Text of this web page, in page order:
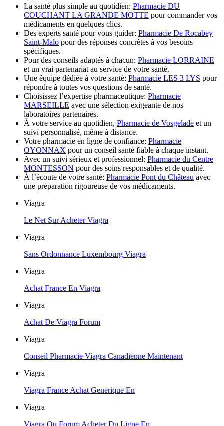
La santé plus simple au quotidien: Pharmacie DU
COUCHANT LA GRANDE MOTTE pour commander vos
médicaments en quelques clics.
Des experts santé pour vous guider: Pharmacie De Rocabey
Saint-Malo pour des réponses concrètes à vos besoins
spécifiques.
Pour des conseils adaptés à chacun: Pharmacie LORRAINE
et un vrai partenariat au service de votre santé.
Une équipe dédiée à votre santé: Pharmacie LES 3 LYS pour
répondre à toutes vos questions de santé.
Choisissez l’expertise pharmaceutique: Pharmacie
MARSEILLE avec une sélection exigeante de nos
laboratoires partenaires.
À votre service au quotidien, Pharmacie de Vosgelade et un
suivi personnalisé, même à distance.
Votre pharmacie en ligne de confiance: Pharmacie
OYONNAX pour un conseil santé fiable à chaque instant.
Avec un suivi sérieux et professionnel: Pharmacie du Centre
MONTESSON pour des soins responsables et de qualité.
À l’écoute de votre santé: Pharmacie Pont du Château avec
une préparation rigoureuse de vos médicaments.
Viagra
Le Net Sur Acheter Viagra
Viagra
Sans Ordonnance Luxembourg Viagra
Viagra
Achat France En Viagra
Viagra
Achat De Viagra Forum
Viagra
Conseil Pharmacie Viagra Canadienne Maintenant
Viagra
Viagra France Achat Generique En
Viagra